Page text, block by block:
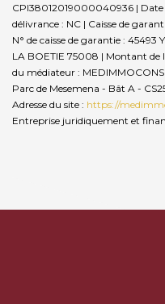
CPI38012019000040936 |
délivrance : NC | Caisse de
N° de caisse de garantie : 45493
LA BOETIE 75008 | Montant
du médiateur :
Parc de Mesemena - Bât A -
Adresse du site : https://
Entreprise juridiquement et